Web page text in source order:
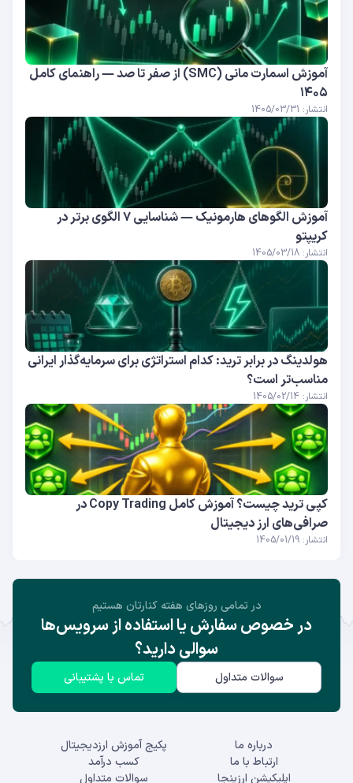
آموزش اسمارت مانی (SMC) از صفر تا صد — راهنمای کامل
۱۴۰۵
انتشار: 1405/03/31
آموزش الگوهای هارمونیک — شناسایی ۷ الگوی برتر در
کریپتو
انتشار: 1405/03/18
هولدینگ در برابر ترید: کدام استراتژی برای سرمایه‌گذار ایرانی
مناسب‌تر است؟
انتشار: 1405/02/14
کپی ترید چیست؟ آموزش کامل Copy Trading در
صرافی‌های ارز دیجیتال
انتشار: 1405/01/19
در تمامی روز‌های هفته کنارتان هستیم
در خصوص سفارش یا استفاده از سرویس‌ها
سوالی دارید؟
سوالات متداول تماس با پشتیبانی
درباره ما
ارتباط با ما
اپلیکیشن ارزینجا
پکیج آموزش ارزدیجیتال
کسب درآمد
سوالات متداول